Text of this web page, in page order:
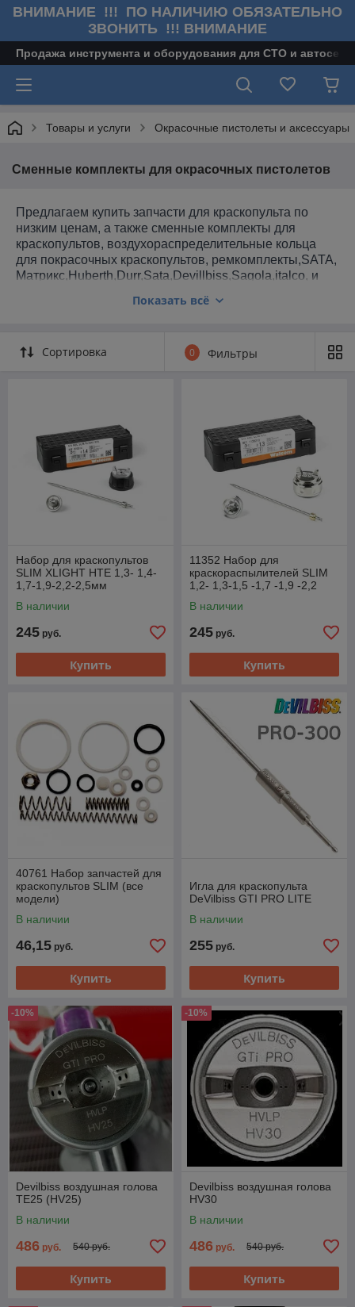
ВНИМАНИЕ !!! ПО НАЛИЧИЮ ОБЯЗАТЕЛЬНО
ЗВОНИТЬ !!! ВНИМАНИЕ
Продажа инструмента и оборудования для СТО и
Товары и услуги Окрасочные пистолеты и аксессуары
Сменные комплекты для окрасочных пистолетов
Предлагаем купить запчасти для краскопульта по
низким ценам, а также сменные комплекты для
краскопультов, воздухораспределительные кольца
для покрасочных краскопультов, ремкомплекты,SATA,
Матрикс,Huberth,Durr,Sata,Devillbiss,Sagola,italco, и
+375 29 151-99-10.Звоните!
Показать всё
Сортировка 0 Фильтры
Набор для краскопультов
SLIM XLIGHT HTE 1,3- 1,4-
1,7-1,9-2,2-2,5мм
сопло, игла)
В наличии
245 руб.
Купить
11352 Набор для
краскораспылителей SLIM
1,2- 1,3-1,5 -1,7 -1,9 -2,2
сопло, игла)
В наличии
245 руб.
Купить
40761 Набор запчастей для
краскопультов SLIM (все
модели)
В наличии
46,15 руб.
Купить
Игла для краскопульта
DeVilbiss GTI PRO LITE
В наличии
255 руб.
Купить
-10%
Devilbiss воздушная голова
TE25 (HV25)
В наличии
486 руб. 540 руб.
Купить
-10%
Devilbiss воздушная голова
HV30
В наличии
486 руб. 540 руб.
Купить